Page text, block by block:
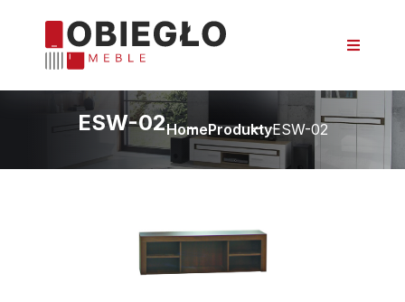
ESW-02HomeProduktyESW-02